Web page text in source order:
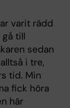
varit rädd
till
sedan
i tre,
tid. Min
fick höra
här